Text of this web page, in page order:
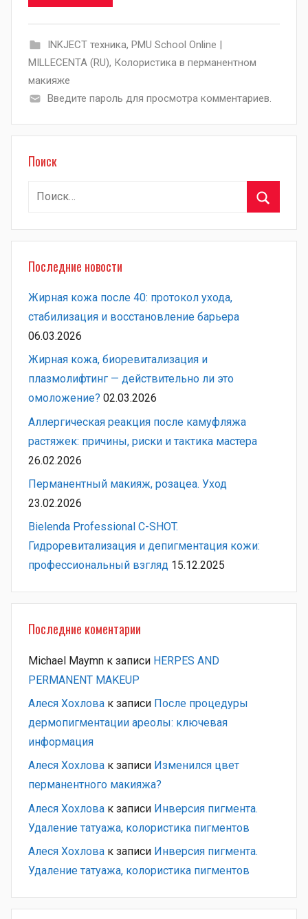
INKJECT техника, PMU School Online |
MILLECENTA (RU), Колористика в перманентном
макияже
Введите пароль для просмотра комментариев.
Поиск
Найти:
Последние новости
Жирная кожа после 40: протокол ухода,
стабилизация и восстановление барьера
06.03.2026
Жирная кожа, биоревитализация и
плазмолифтинг — действительно ли это
омоложение? 02.03.2026
Аллергическая реакция после камуфляжа
растяжек: причины, риски и тактика мастера
26.02.2026
Перманентный макияж, розацеа. Уход
23.02.2026
Bielenda Professional C-SHOT.
Гидроревитализация и депигментация кожи:
профессиональный взгляд 15.12.2025
Последние коментарии
Michael Maymn к записи HERPES AND
PERMANENT MAKEUP
Алеся Хохлова к записи После процедуры
дермопигментации ареолы: ключевая
информация
Алеся Хохлова к записи Изменился цвет
перманентного макияжа?
Алеся Хохлова к записи Инверсия пигмента.
Удаление татуажа, колористика пигментов
Алеся Хохлова к записи Инверсия пигмента.
Удаление татуажа, колористика пигментов